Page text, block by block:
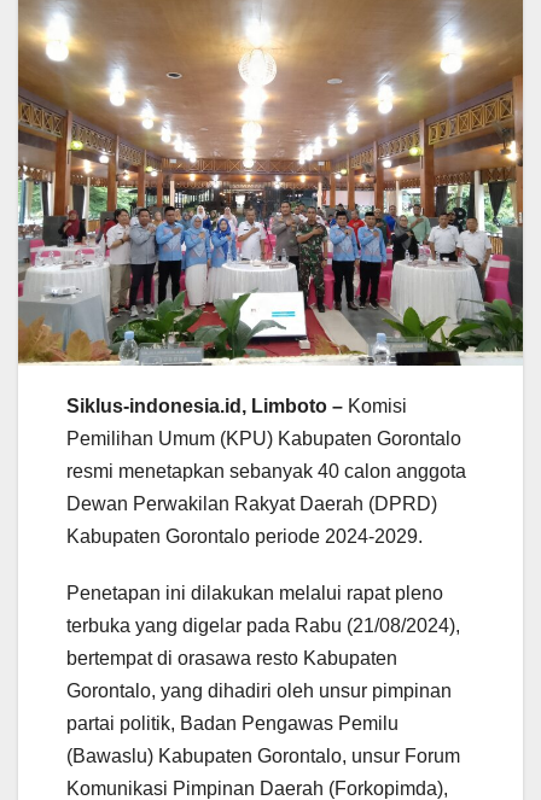
Siklus-indonesia.id, Limboto – Komisi
Pemilihan Umum (KPU) Kabupaten Gorontalo
resmi menetapkan sebanyak 40 calon anggota
Dewan Perwakilan Rakyat Daerah (DPRD)
Kabupaten Gorontalo periode 2024-2029.
Penetapan ini dilakukan melalui rapat pleno
terbuka yang digelar pada Rabu (21/08/2024),
bertempat di orasawa resto Kabupaten
Gorontalo, yang dihadiri oleh unsur pimpinan
partai politik, Badan Pengawas Pemilu
(Bawaslu) Kabupaten Gorontalo, unsur Forum
Komunikasi Pimpinan Daerah (Forkopimda),